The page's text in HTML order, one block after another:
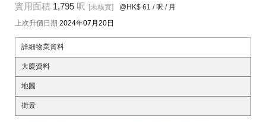
實用面積 1,795 呎 [未核實] @HK$ 61 / 呎 / 月
上次升價日期 2024年07月20日
詳細物業資料
大廈資料
地圖
街景